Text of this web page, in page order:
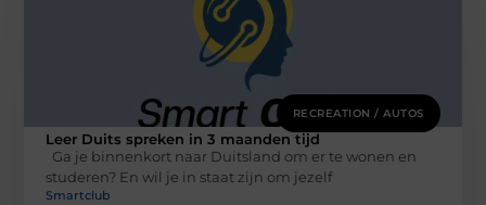
RECREATION / AUTOS
Leer Duits spreken in 3 maanden tijd
Ga je binnenkort naar Duitsland om er te wonen en
studeren? En wil je in staat zijn om jezelf
Smartclub